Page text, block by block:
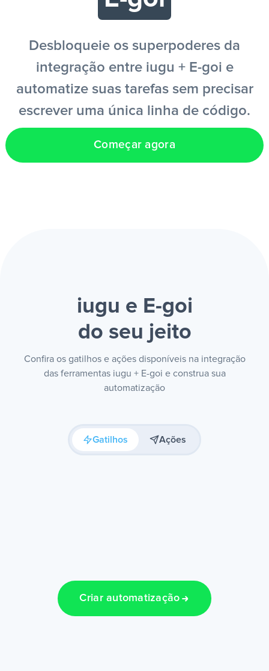
Desbloqueie os superpoderes da
integração entre iugu + E-goi e
automatize suas tarefas sem precisar
escrever uma única linha de código.
Começar agora
iugu e E-goi
do seu jeito
Confira os gatilhos e ações disponíveis na integração
das ferramentas iugu + E-goi e construa sua
automatização
Gatilhos Ações
Criar automatização